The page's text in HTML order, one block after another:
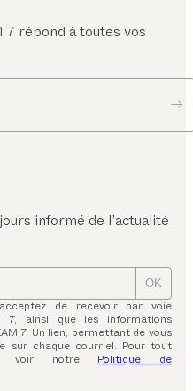
7 répond à toutes vos
informé de l’actualité
OK
de recevoir par voie
7, ainsi que les informations
7. Un lien, permettant de vous
sur chaque courriel. Pour tout
voir notre Politique de